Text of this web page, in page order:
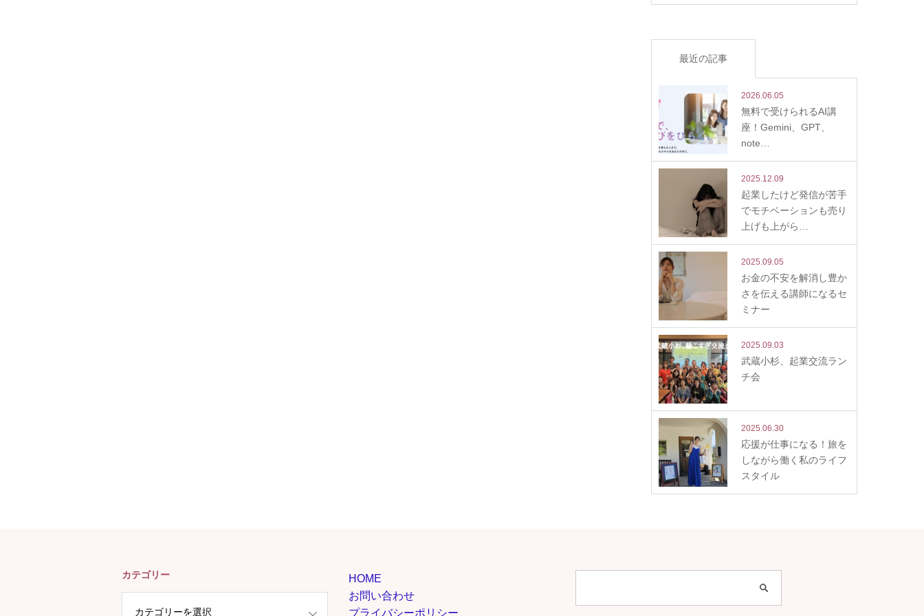
最近の記事
2026.06.05
無料で受けられるAI講
座！Gemini、GPT、
note…
2025.12.09
起業したけど発信が苦手
でモチベーションも売り
上げも上がら…
2025.09.05
お金の不安を解消し豊か
さを伝える講師になるセ
ミナー
2025.09.03
武蔵小杉、起業交流ラン
チ会
2025.06.30
応援が仕事になる！旅を
しながら働く私のライフ
スタイル
カテゴリー
HOME
お問い合わせ
プライバシーポリシー